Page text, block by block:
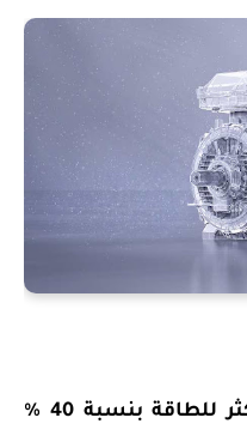
تعمل على توفير أكثر للطاقة بنسبة 40 %